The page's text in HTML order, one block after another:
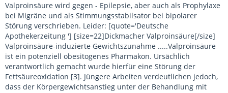
Valproinsäure wird gegen - Epilepsie, aber auch als Prophylaxe
bei Migräne und als Stimmungsstabilsator bei bipolarer
Störung verschrieben. Leider: [quote='Deutsche
Apothekerzeitung '] [size=22]Dickmacher Valproinsäure[/size]
Valproinsäure-induzierte Gewichtszunahme .....Valproinsäure
ist ein potenziell obesitogenes Pharmakon. Ursächlich
verantwortlich gemacht wurde hierfür eine Störung der
Fettsäureoxidation [3]. Jüngere Arbeiten verdeutlichen jedoch,
dass der Körpergewichtsanstieg unter der Behandlung mit